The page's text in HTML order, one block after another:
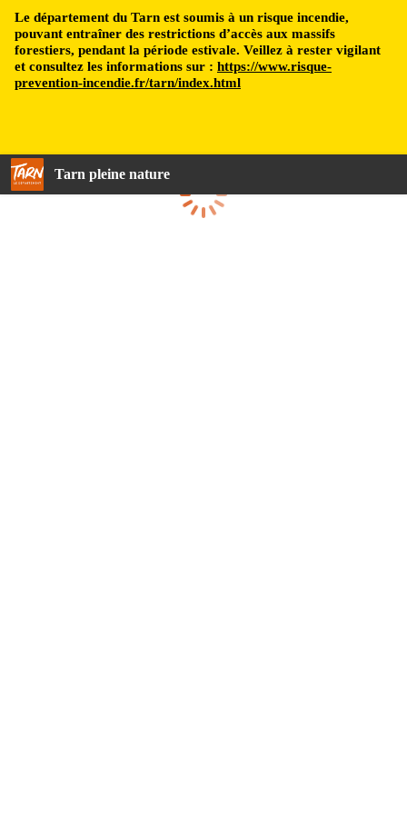
Le département du Tarn est soumis à un risque incendie,
pouvant entraîner des restrictions d’accès aux massifs
forestiers, pendant la période estivale. Veillez à rester vigilant
et consultez les informations sur : https://www.risque-
prevention-incendie.fr/tarn/index.html
Tarn pleine nature
Chargement